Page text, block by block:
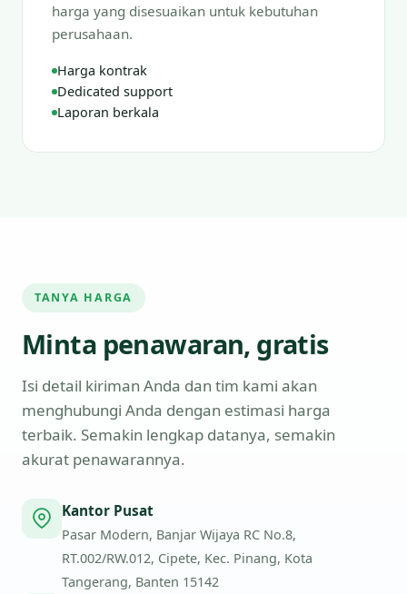
harga yang disesuaikan untuk kebutuhan
perusahaan.
Harga kontrak
Dedicated support
Laporan berkala
TANYA HARGA
Minta penawaran, gratis
Isi detail kiriman Anda dan tim kami akan
menghubungi Anda dengan estimasi harga
terbaik. Semakin lengkap datanya, semakin
akurat penawarannya.
Kantor Pusat
Pasar Modern, Banjar Wijaya RC No.8,
RT.002/RW.012, Cipete, Kec. Pinang, Kota
Tangerang, Banten 15142